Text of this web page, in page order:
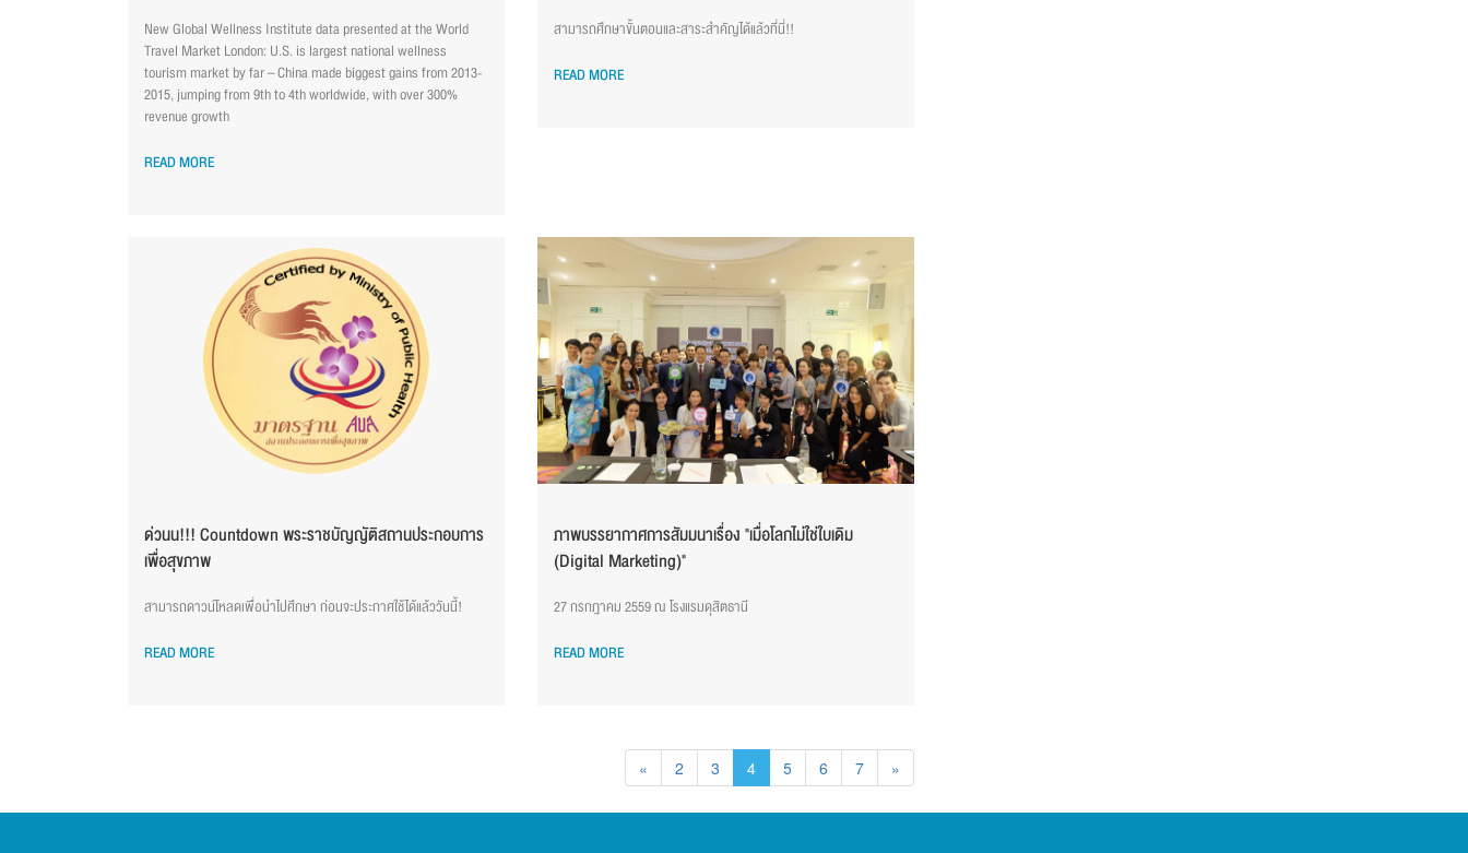
New Global Wellness Institute data presented at the World
Travel Market London: U.S. is largest national wellness
tourism market by far – China made biggest gains from 2013-
2015, jumping from 9th to 4th worldwide, with over 300%
revenue growth
READ MORE
สามารถศึกษาขั้นตอนและสาระสำคัญได้แล้วที่นี่!!
READ MORE
ด่วนน!!! Countdown พระราชบัญญัติสถานประกอบการ
เพื่อสุขภาพ
สามารถดาวน์โหลดเพื่อนำไปศึกษา ก่อนจะประกาศใช้ได้แล้ววันนี้!
READ MORE
ภาพบรรยากาศการสัมมนาเรื่อง "เมื่อโลกไม่ใช่ใบเดิม
(Digital Marketing)"
27 กรกฎาคม 2559 ณ โรงแรมดุสิตธานี
READ MORE
« 2 3 4 5 6 7 »